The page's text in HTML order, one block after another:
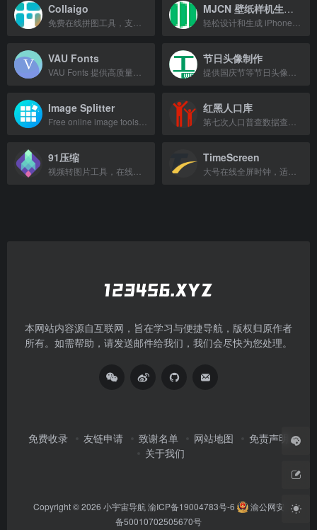
Collaigo MJCN 壁纸样机生成器
VAU Fonts 节日头像制作
Image Splitter 红黑人口库
91压缩 TimeScreen
本网站内容源自互联网，旨在学习与便捷导航，版权归原作者
所有。如需帮助，请发送邮件给我们，我们会尽快为您处理。
免费收录 友链申请 致谢名单 网站地图
免责声明
关于我们
Copyright © 2026 小宇宙导航 渝ICP备19004783号-6
渝公网安
备50010702505670号